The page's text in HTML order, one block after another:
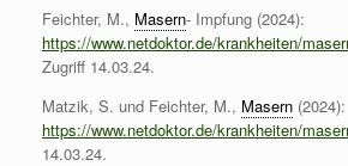
Feichter, M., Masern- Impfung (2024):
https://www.netdoktor.de/krankheiten/
Zugriff 14.03.24.
Matzik, S. und Feichter, M., Masern (2024):
https://www.netdoktor.de/krankheiten/
14.03.24.